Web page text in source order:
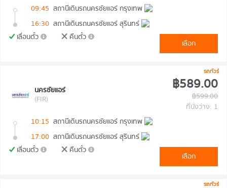
09:45 สถานีเดินรถนครชัยแอร์ กรุงเทพ
16:30 สถานีเดินรถนครชัยแอร์ สุรินทร์
เลื่อนตั๋ว
คืนตั๋ว
เลือก
รถทัวร์
นครชัยแอร์
(FIR)
฿589.00
฿599.00
ที่นั่งว่าง: 1
10:15 สถานีเดินรถนครชัยแอร์ กรุงเทพ
17:00 สถานีเดินรถนครชัยแอร์ สุรินทร์
เลื่อนตั๋ว
คืนตั๋ว
เลือก
รถทัวร์